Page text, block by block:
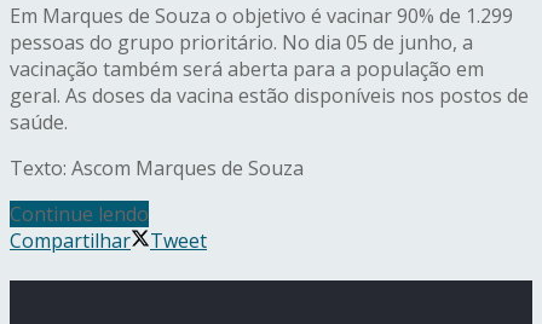
Em Marques de Souza o objetivo é vacinar 90% de 1.299
pessoas do grupo prioritário. No dia 05 de junho, a
vacinação também será aberta para a população em
geral. As doses da vacina estão disponíveis nos postos de
saúde.
Texto: Ascom Marques de Souza
Continue lendo
Compartilhar
Tweet